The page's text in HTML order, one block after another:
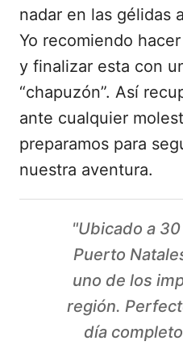
nadar en las gélidas
Yo recomiendo
y finalizar esta con
“chapuzón”. Así
ante cualquier
preparamos para
nuestra aventura.
"Ubicado a
Puerto
uno de los
región.
día